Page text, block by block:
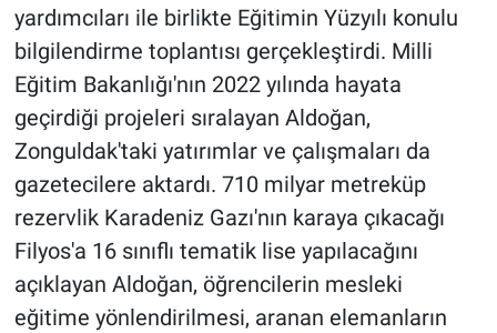
yardımcıları ile birlikte Eğitimin Yüzyılı konulu
bilgilendirme toplantısı gerçekleştirdi. Milli
Eğitim Bakanlığı'nın 2022 yılında hayata
geçirdiği projeleri sıralayan Aldoğan,
Zonguldak'taki yatırımlar ve çalışmaları da
gazetecilere aktardı. 710 milyar metreküp
rezervlik Karadeniz Gazı'nın karaya çıkacağı
Filyos'a 16 sınıflı tematik lise yapılacağını
açıklayan Aldoğan, öğrencilerin mesleki
eğitime yönlendirilmesi, aranan elemanların